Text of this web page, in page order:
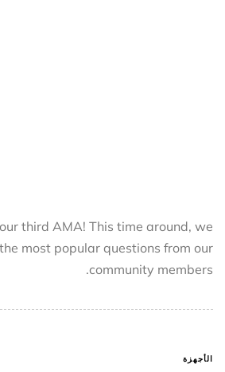
third AMA! This time around, we
most popular questions from our
community members.
الأجهزة